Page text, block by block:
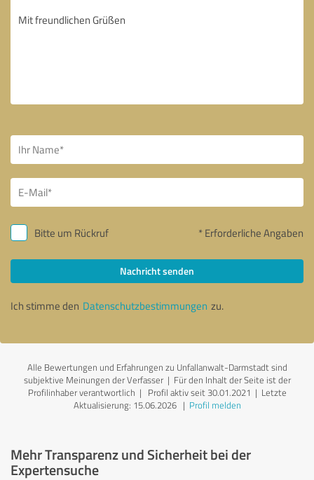
Bitte um Rückruf * Erforderliche Angaben
Nachricht senden
Ich stimme den Datenschutzbestimmungen zu.
Alle Bewertungen und Erfahrungen zu Unfallanwalt-Darmstadt sind
subjektive Meinungen der Verfasser | Für den Inhalt der Seite ist der
Profilinhaber verantwortlich | Profil aktiv seit 30.01.2021 | Letzte
Aktualisierung: 15.06.2026| Profil melden
Mehr Transparenz und Sicherheit bei der
Expertensuche